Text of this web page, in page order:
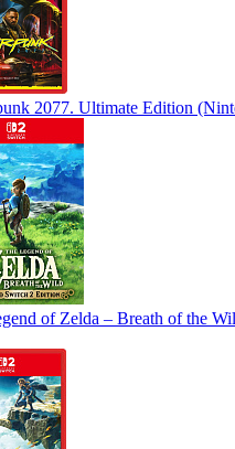
2077. Ultimate Edition
of Zelda – Breath of the